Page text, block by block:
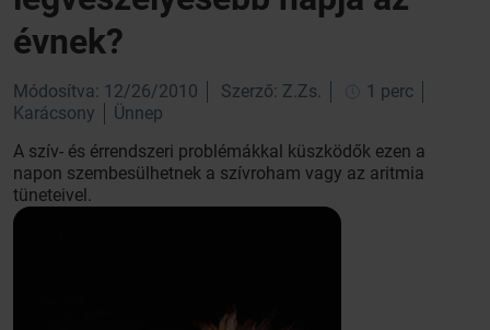
évnek?
Módosítva: 12/26/2010 Szerző: Z.Zs.
1 perc
Karácsony
Ünnep
A szív- és érrendszeri problémákkal küszködők ezen a
napon szembesülhetnek a szívroham vagy az aritmia
tüneteivel.